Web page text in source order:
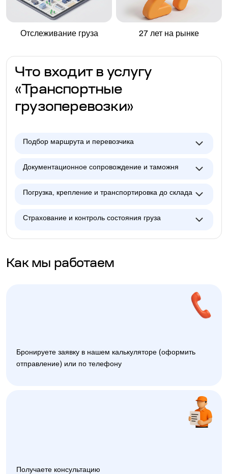
Отслеживание груза 27 лет на рынке
Что входит в услугу
«Транспортные
грузоперевозки»
Подбор маршрута и перевозчика
Документационное сопровождение и таможня
Погрузка, крепление и транспортировка до склада
Страхование и контроль состояния груза
Как мы работаем
Бронируете заявку в нашем калькуляторе (оформить
отправление) или по телефону
Получаете консультацию